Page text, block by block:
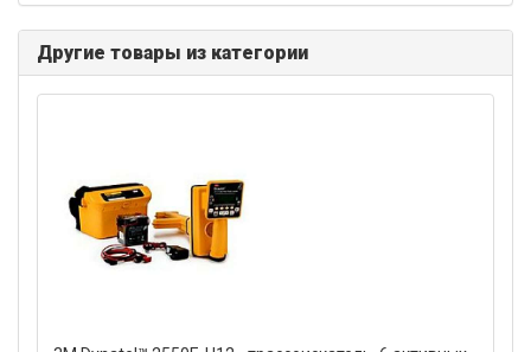
Другие товары из категории